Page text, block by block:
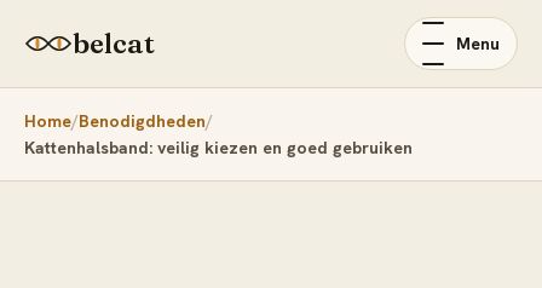
belcat Menu
Home Benodigdheden
Kattenhalsband: veilig kiezen en goed gebruiken